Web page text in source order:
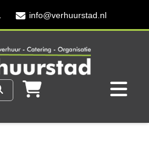
info@verhuurstad.nl